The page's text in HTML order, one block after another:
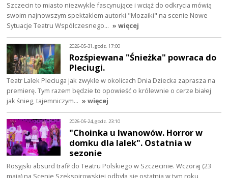
Szczecin to miasto niezwykle fascynujące i wciąż do odkrycia mówią
swoim najnowszym spektaklem autorki "Mozaiki" na scenie Nowe
Sytuacje Teatru Współczesnego… » więcej
2026-05-31, godz. 17:00
Rozśpiewana "Śnieżka" powraca do
Pleciugi.
Teatr Lalek Pleciuga jak zwykle w okolicach Dnia Dziecka zaprasza na
premierę. Tym razem będzie to opowieść o królewnie o cerze białej
jak śnieg, tajemniczym… » więcej
2026-05-24, godz. 23:10
"Choinka u Iwanowów. Horror w
domku dla lalek". Ostatnia w
sezonie
Rosyjski absurd trafił do Teatru Polskiego w Szczecinie. Wczoraj (23
maja) na Scenie Szekspirowskiej odbyła się ostatnia w tym roku